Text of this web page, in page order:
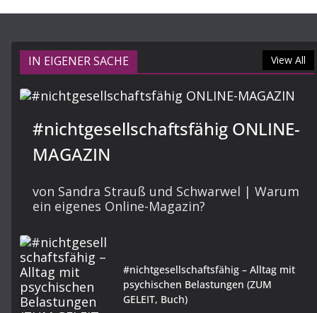
IN EIGENER SACHE View All
#nichtgesellschaftsfähig ONLINE-
MAGAZIN
von Sandra Strauß und Schwarwel | Warum
ein eigenes Online-Magazin?
#nichtgesellschaftsfähig – Alltag mit
psychischen Belastungen (ZUM
GELEIT, Buch)